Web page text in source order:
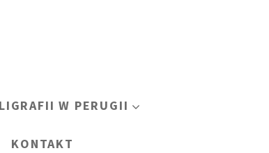
W PERUGII
KONTAKT